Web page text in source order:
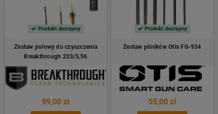
Produkt dostępny
Zestaw polowy do czyszczenia
Breakthrough 223/5,56
99,00 zł
Produkt dostępny
Zestaw pilników Otis FG-934
55,00 zł